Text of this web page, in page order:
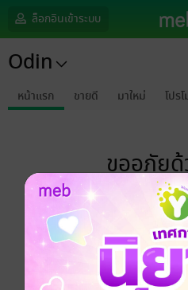
ล็อกอินเข้าระบบ
Odin
หน้าแรก ขายดี มาใหม่ โปร
ขออภัยด้
ไม่พบข้อมูลในหัวข้